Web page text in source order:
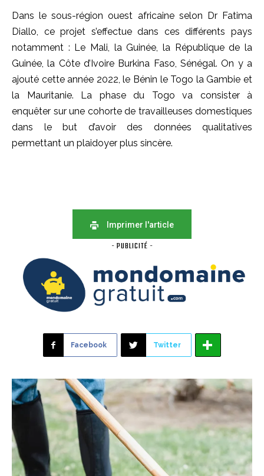
Dans le sous-région ouest africaine selon Dr Fatima
Diallo, ce projet s’effectue dans ces différents pays
notamment : Le Mali, la Guinée, la République de la
Guinée, la Côte d’Ivoire Burkina Faso, Sénégal. On y a
ajouté cette année 2022, le Bénin le Togo la Gambie et
la Mauritanie. La phase du Togo va consister à
enquêter sur une cohorte de travailleuses domestiques
dans le but d’avoir des données qualitatives
permettant un plaidoyer plus sincère.
Imprimer l'article
- PUBLICITÉ -
Facebook Twitter